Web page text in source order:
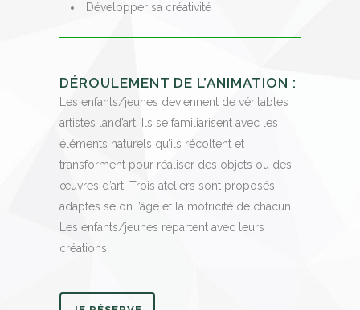
Développer sa créativité
DÉROULEMENT DE L’ANIMATION :
Les enfants/jeunes deviennent de véritables
artistes land’art. Ils se familiarisent avec les
éléments naturels qu’ils récoltent et
transforment pour réaliser des objets ou des
œuvres d’art. Trois ateliers sont proposés,
adaptés selon l’âge et la motricité de chacun.
Les enfants/jeunes repartent avec leurs
créations